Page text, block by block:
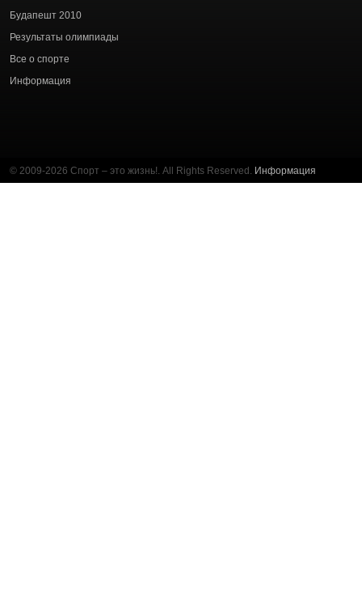
Будапешт 2010
Результаты олимпиады
Все о спорте
Информация
© 2009-2026 Спорт – это жизнь!. All Rights Reserved. Информация